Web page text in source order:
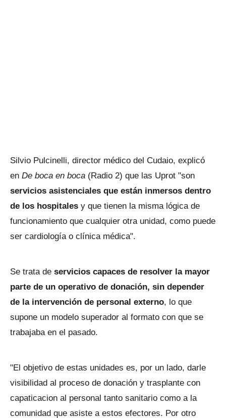
Silvio Pulcinelli, director médico del Cudaio, explicó
en De boca en boca (Radio 2) que las Uprot "son
servicios asistenciales que están inmersos dentro
de los hospitales y que tienen la misma lógica de
funcionamiento que cualquier otra unidad, como puede
ser cardiología o clínica médica".
Se trata de servicios capaces de resolver la mayor
parte de un operativo de donación, sin depender
de la intervención de personal externo, lo que
supone un modelo superador al formato con que se
trabajaba en el pasado.
"El objetivo de estas unidades es, por un lado, darle
visibilidad al proceso de donación y trasplante con
capaticacion al personal tanto sanitario como a la
comunidad que asiste a estos efectores. Por otro